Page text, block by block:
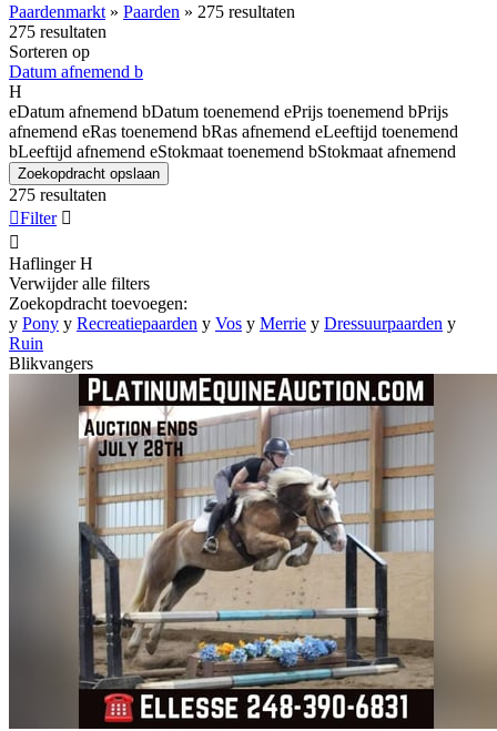
Paardenmarkt » Paarden » 275 resultaten
275 resultaten
Sorteren op
Datum afnemend b
H
eDatum afnemend bDatum toenemend ePrijs toenemend bPrijs
afnemend eRas toenemend bRas afnemend eLeeftijd toenemend
bLeeftijd afnemend eStokmaat toenemend bStokmaat afnemend
Zoekopdracht opslaan
275 resultaten
Filter 

Haflinger H
Verwijder alle filters
Zoekopdracht toevoegen:
y Pony y Recreatiepaarden y Vos y Merrie y Dressuurpaarden y
Ruin
Blikvangers